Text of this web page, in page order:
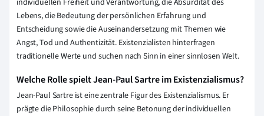
individuellen Freiheit und Verantwortung, die Absurdität des
Lebens, die Bedeutung der persönlichen Erfahrung und
Entscheidung sowie die Auseinandersetzung mit Themen wie
Angst, Tod und Authentizität. Existenzialisten hinterfragen
traditionelle Werte und suchen nach Sinn in einer sinnlosen Welt.
Welche Rolle spielt Jean-Paul Sartre im Existenzialismus?
Jean-Paul Sartre ist eine zentrale Figur des Existenzialismus. Er
prägte die Philosophie durch seine Betonung der individuellen